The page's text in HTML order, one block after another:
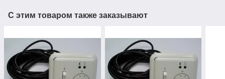
С этим товаром также заказывают